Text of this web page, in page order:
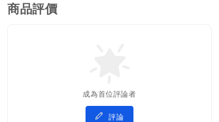
商品評價
成為首位評論者
評論